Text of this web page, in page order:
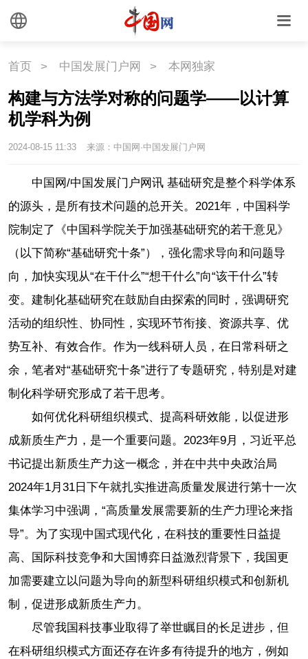
首页 > 中国发展门户网 > 本网独家
构建与方法学对称的问题学——以计算
机学科为例
2024-08-15 11:33 来源：中国网·中国发展门户网
中国网/中国发展门户网讯 基础研究是整个科学体系
的源头，是所有技术问题的总开关。2021年，中国科学
院制定了《中国科学院关于加强基础研究的若干意见》
（以下简称“基础研究十条”），强化需求导向和问题导
向，加快实现从“在干什么”“想干什么”向“该干什么”转
变。建制化基础研究在鼓励自由探索的同时，强调研究
活动的组织性、协同性，实现环节衔接、资源共享、优
势互补、有效合作。作为一线科研人员，在日常科研之
余，笔者对“基础研究十条”进行了专题研究，特别是对建
制化科学研究形成了若干思考。
如何优化科研组织模式、提高科研效能，以促进形
成新质生产力，是一个重要问题。2023年9月，习近平总
书记提出新质生产力这一概念，并在中共中央政治局
2024年1月31日下午就扎实推进高质量发展进行第十一次
集体学习中强调，“高质量发展需要新的生产力理论来指
导”。为了实现中国式现代化，在科技的重要性日益提
高、国际科技竞争和大国博弈日益激烈背景下，我国更
加需要建立以问题为导向的新型科研组织模式和创新机
制，促进形成新质生产力。
尽管我国科技事业取得了举世瞩目的长足进步，但
在科研组织模式方面还存在许多有待提升的地方，例如